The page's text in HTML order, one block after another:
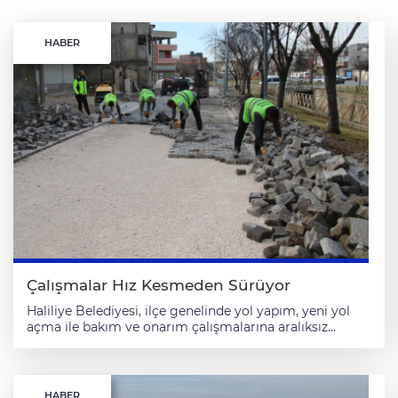
HABER
Çalışmalar Hız Kesmeden Sürüyor
Haliliye Belediyesi, ilçe genelinde yol yapım, yeni yol
açma ile bakım ve onarım çalışmalarına aralıksız
aktif görev yapıyor. Belediye Başkanı Mehmet
Canpolat’ın talimatları doğrultusunda planlanan